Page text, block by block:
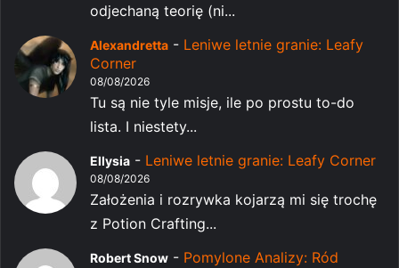
odjechaną teorię (ni...
Alexandretta - Leniwe letnie granie: Leafy
Corner
08/08/2026
Tu są nie tyle misje, ile po prostu to-do
lista. I niestety...
Ellysia - Leniwe letnie granie: Leafy Corner
08/08/2026
Założenia i rozrywka kojarzą mi się trochę
z Potion Crafting...
Robert Snow - Pomylone Analizy: Ród